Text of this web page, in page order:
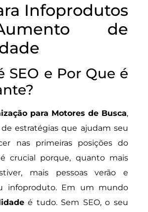
Infoprodutos
de
SEO e Por Que é
para Motores de Busca,
estratégias que ajudam seu
nas primeiras posições do
crucial porque, quanto mais
mais pessoas verão e
infoproduto. Em um mundo
é tudo. Sem SEO, o seu